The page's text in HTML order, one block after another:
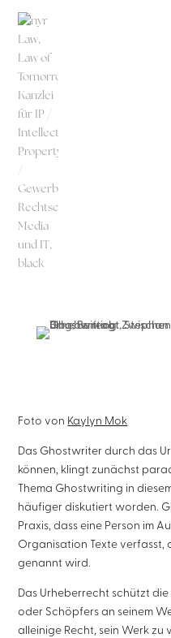
Back to
von
Ghostwriting:
Anonymität
Foto von Kaylyn Mok
Das Ghostwriter durch das
können, klingt zunächst
Thema Ghostwriting in
häufiger diskutiert worden.
Praxis, dass eine Person im
Organisation Texte verfasst,
genannt wird.
Das Urheberrecht schützt
oder Schöpfers an seinem
alleinige Recht, sein Werk